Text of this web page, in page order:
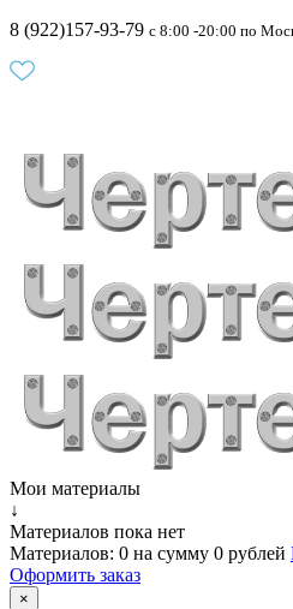
8 (922)157-93-79 c 8:00 -20:00 по
Мои материалы
↓
Материалов пока нет
Материалов: 0 на сумму 0 рублей
Оформить заказ
×